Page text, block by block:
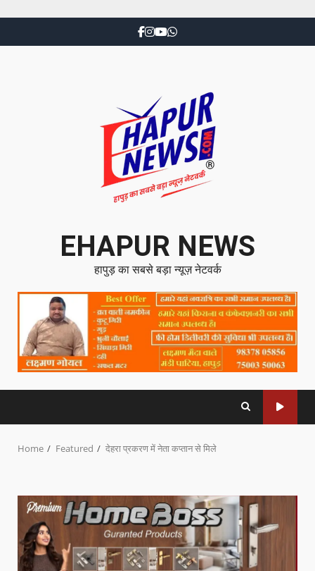
EHAPUR NEWS
हापुड़ का सबसे बड़ा न्यूज़ नेटवर्क
Home Featured देहरा प्रकरण में नेता कप्तान से मिले